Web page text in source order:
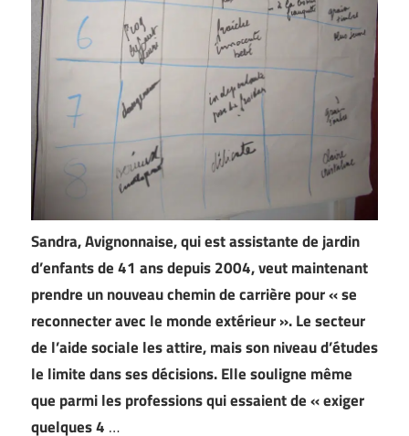
Sandra, Avignonnaise, qui est assistante de jardin
d’enfants de 41 ans depuis 2004, veut maintenant
prendre un nouveau chemin de carrière pour « se
reconnecter avec le monde extérieur ». Le secteur
de l’aide sociale les attire, mais son niveau d’études
le limite dans ses décisions. Elle souligne même
que parmi les professions qui essaient de « exiger
quelques 4 …